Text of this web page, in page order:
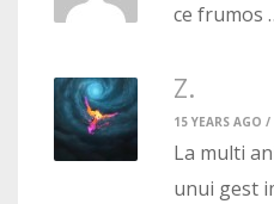
ce frumos
Z.
15 YEARS AGO /
La multi
unui gest